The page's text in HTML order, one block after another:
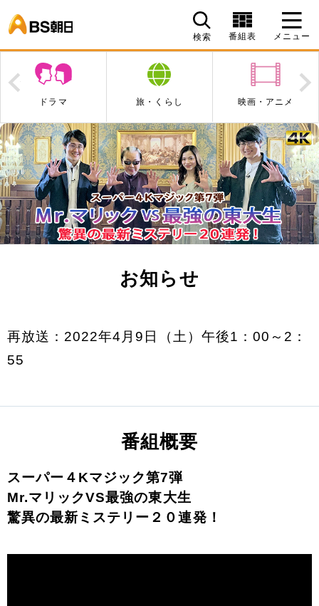
検索 番組表 メニュー
旅・くらし 映画・アニメ エンタメ・音楽
Prev
お知らせ
再放送：2022年4月9日（土）午後1：00～2：
55
番組概要
スーパー４Kマジック第7弾
Mr.マリックVS最強の東大生
驚異の最新ミステリー２０連発！